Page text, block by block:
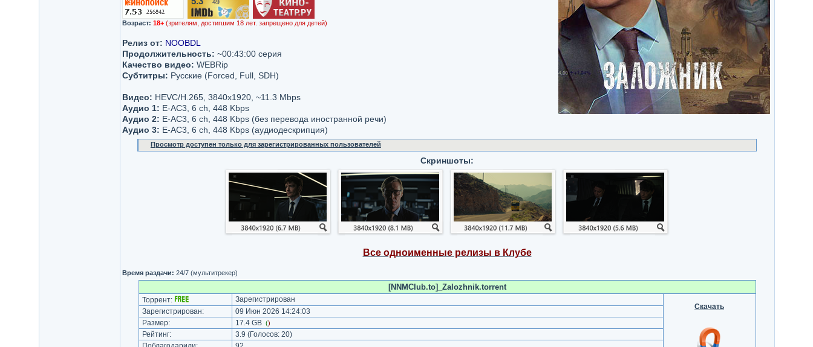
/10 49
Возраст: 18+ (зрителям, достигшим 18 лет. запрещено для детей)
Релиз от: NOOBDL
Продолжительность: ~00:43:00 серия
Качество видео: WEBRip
Субтитры: Русские (Forсed, Full, SDH)
Видео: НЕVC/H.265, 3840х1920, ~11.3 Мbps
Аудио 1: Е-AC3, 6 ch, 448 Kbps
Аудио 2: Е-AC3, 6 ch, 448 Kbps (без перевода иностранной речи)
Аудио 3: Е-AC3, 6 ch, 448 Kbps (аудиодескрипция)
Просмотр доступен только для зарегистрированных пользователей
Скриншоты:
Все одноименные релизы в Клубе
Время раздачи: 24/7 (мультитрекер)
[NNMClub.to]_Zalozhnik.torrent
Торрент:
Зарегистрирован
Скачать
Зарегистрирован:
09 Июн 2026 14:24:03
Размер:
17.4 GB ()
Рейтинг: 3.9 (Голосов: 20)